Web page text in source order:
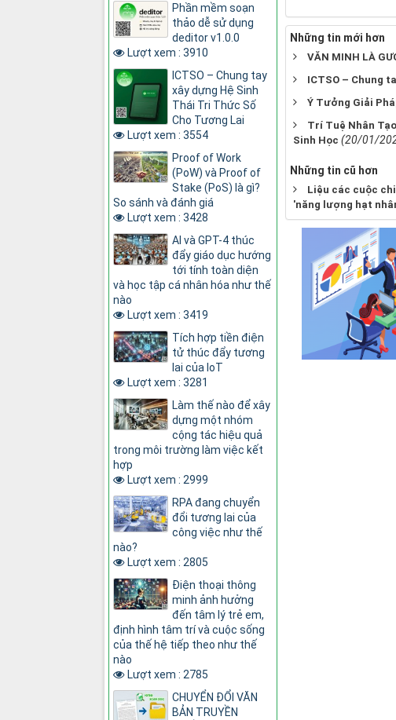
Những tin mới hơn
VĂN MINH LÀ
ICTSO – Chung
Ý Tưởng Giải
Trí Tuệ Nhân
Sinh Học (20/01/
Những tin cũ hơn
Liệu các cuộc
'năng lượng hạt
Phần mềm soạn
thảo dễ sử dụng
deditor v1.0.0
Lượt xem : 3910
ICTSO – Chung tay
xây dựng Hệ Sinh
Thái Tri Thức Số
Cho Tương Lai
Lượt xem : 3554
Proof of Work
(PoW) và Proof of
Stake (PoS) là gì?
So sánh và đánh giá
Lượt xem : 3428
AI và GPT-4 thúc
đẩy giáo dục hướng
tới tính toàn diện
và học tập cá nhân hóa như thế
nào
Lượt xem : 3419
Tích hợp tiền điện
tử thúc đẩy tương
lai của IoT
Lượt xem : 3281
Làm thế nào để xây
dựng một nhóm
cộng tác hiệu quả
trong môi trường làm việc kết
hợp
Lượt xem : 2999
RPA đang chuyển
đổi tương lai của
công việc như thế
nào?
Lượt xem : 2805
Điện thoại thông
minh ảnh hưởng
đến tâm lý trẻ em,
định hình tâm trí và cuộc sống
của thế hệ tiếp theo như thế
nào
Lượt xem : 2785
CHUYỂN ĐỔI VĂN
BẢN TRUYỀN